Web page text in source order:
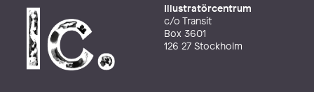
Illustratörcentrum
c/o Transit
Box 3601
126 27 Stockholm